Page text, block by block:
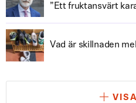
”Ett fruktansvärt
Vad är skillnaden